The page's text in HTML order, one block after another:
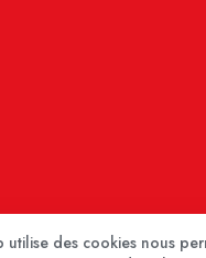
utilise des cookies nous